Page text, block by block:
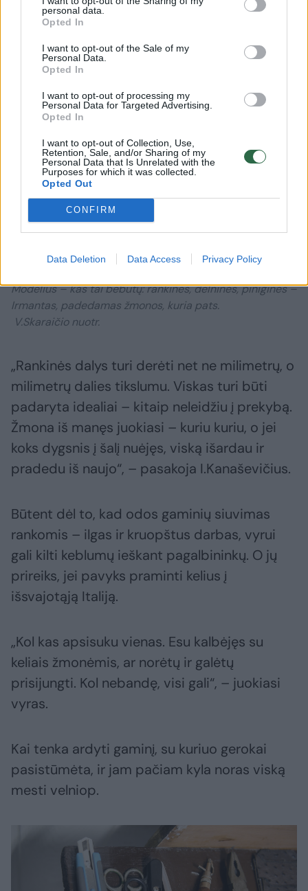
personal data.
Opted In
I want to opt-out of the Sale of my
Personal Data.
Opted In
I want to opt-out of processing my
Personal Data for Targeted Advertising.
Opted In
I want to opt-out of Collection, Use,
Retention, Sale, and/or Sharing of my
Personal Data that Is Unrelated with the
Purposes for which it was collected.
Opted Out
CONFIRM
Data Deletion Data Access Privacy Policy
susiūti. Būtent pats siuvimas yra sunkiausias
etapas.
Modelius – kas tai bebūtų: rankinės, delninės, piniginės –
Irmantas, padedamas žmonos, kuria pats.
V.Skaraičio nuotr.
„Rankinės dalys turi derėti net ne milimetrų, o
milimetrų dalies tikslumu. Viskas turi būti
padaryta idealiai – kitaip neleidžiu į prekybą.
Žmona iš manęs juokiasi – kuriu kuriu, o jei
koks dygsnis į šalį nuėjęs, viską išardau ir
pradedu iš naujo“, – pasakoja I.Kanaševičius.
Būtent dėl to, kad odos gaminių siuvimas
rankomis – ilgas ir kruopštus darbas, vyrui
gali kilti keblumų ieškant pagalbininkų. O jų
prireiks, jei pavyks praminti kelius į
išsvajotąją Italiją.
„Kol kas apsisuku vienas. Esu kalbėjęs su
keliais žmonėmis, ar norėtų ir galėtų
prisijungti. Kol nebandę, visi gali“, – juokiasi
vyras.
Kai tenka ardyti gaminį, su kuriuo gerokai
pasistūmėta, ir jam pačiam kyla noras viską
mesti velniop.